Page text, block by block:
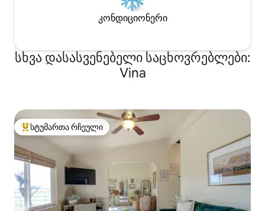
კონდიციონერი
სხვა დასასვენებელი საცხოვრებლები:
Vina
სტუმართა რჩეული მოწინავე ვარიანტი
სტუმართა რჩეული